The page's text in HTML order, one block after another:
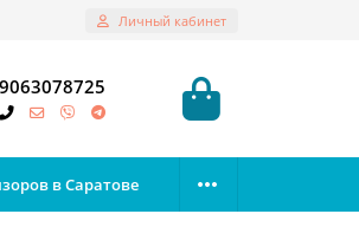
Личный кабинет
в Саратове